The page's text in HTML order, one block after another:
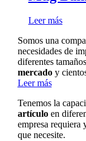
Leer más
Somos una
necesidades de
diferentes
mercadoy
Leer más
Tenemos la
artículoen
empresa requiera
que necesite.